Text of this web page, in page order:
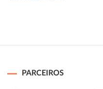
PARCEIROS